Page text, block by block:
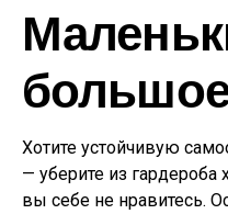
Хотите устойчивую
— уберите из
вы себе не нравитесь.